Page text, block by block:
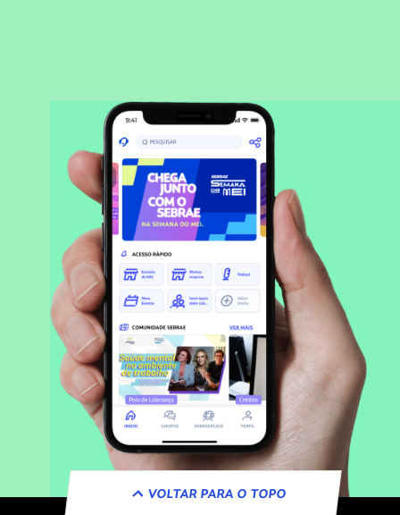
VOLTAR PARA O TOPO